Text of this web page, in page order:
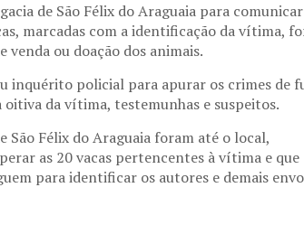
de São Félix do Araguaia para
marcadas com a identificação da vítima,
ou doação dos animais.
inquérito policial para apurar os crimes de
da vítima, testemunhas e suspeitos.
São Félix do Araguaia foram até o local,
as 20 vacas pertencentes à vítima e que
para identificar os autores e demais